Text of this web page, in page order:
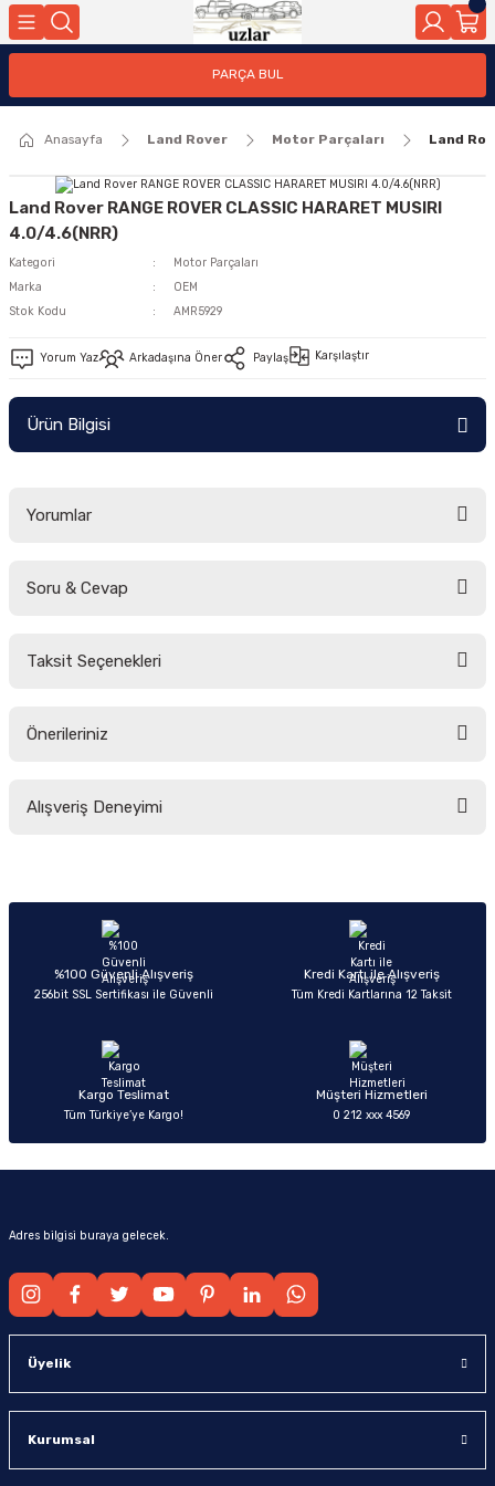
Geri Dön
PARÇA BUL
Anasayfa Land Rover Motor Parçaları Land
Land Rover RANGE ROVER CLASSIC HARARET MUSIRI
4.0/4.6(NRR)
Kategori
Motor Parçaları
Marka
OEM
Stok Kodu
AMR5929
Yorum Yaz Arkadaşına Öner Paylaş Karşılaştır
Ürün Bilgisi
Yorumlar
Soru & Cevap
Taksit Seçenekleri
Önerileriniz
yetersiz gördüğünüz noktaları öneri formunu kullanarak tarafımıza
Ürün açıklamasında eksik bilgiler bulunuyor.
Ürün bilgilerinde hatalar bulunuyor.
Ürün fiyatı diğer sitelerden daha pahalı.
Alışveriş Deneyimi
%100 Güvenli Alışveriş
256bit SSL Sertifikası ile Güvenli
Kredi Kartı ile Alışveriş
Tüm Kredi Kartlarına 12 Taksit
Kargo Teslimat
Tüm Türkiye’ye Kargo!
Müşteri Hizmetleri
0 212 xxx 4569
Adres bilgisi buraya gelecek.
Üyelik
Kurumsal